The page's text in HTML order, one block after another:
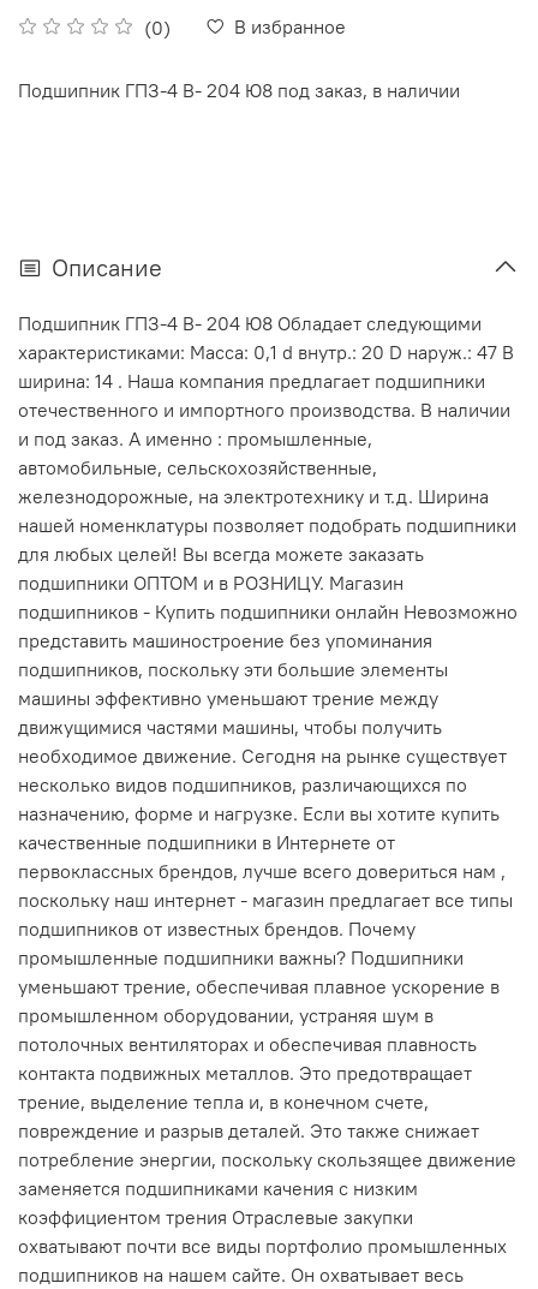
(0) В избранное
Подшипник ГПЗ-4 В- 204 Ю8 под заказ, в наличии
Описание
Подшипник ГПЗ-4 В- 204 Ю8 Обладает следующими
характеристиками: Масса: 0,1 d внутр.: 20 D наруж.: 47 В
ширина: 14 . Наша компания предлагает подшипники
отечественного и импортного производства. В наличии
и под заказ. А именно : промышленные,
автомобильные, сельскохозяйственные,
железнодорожные, на электротехнику и т.д. Ширина
нашей номенклатуры позволяет подобрать подшипники
для любых целей! Вы всегда можете заказать
подшипники ОПТОМ и в РОЗНИЦУ. Магазин
подшипников - Купить подшипники онлайн Невозможно
представить машиностроение без упоминания
подшипников, поскольку эти большие элементы
машины эффективно уменьшают трение между
движущимися частями машины, чтобы получить
необходимое движение. Сегодня на рынке существует
несколько видов подшипников, различающихся по
назначению, форме и нагрузке. Если вы хотите купить
качественные подшипники в Интернете от
первоклассных брендов, лучше всего довериться нам ,
поскольку наш интернет - магазин предлагает все типы
подшипников от известных брендов. Почему
промышленные подшипники важны? Подшипники
уменьшают трение, обеспечивая плавное ускорение в
промышленном оборудовании, устраняя шум в
потолочных вентиляторах и обеспечивая плавность
контакта подвижных металлов. Это предотвращает
трение, выделение тепла и, в конечном счете,
повреждение и разрыв деталей. Это также снижает
потребление энергии, поскольку скользящее движение
заменяется подшипниками качения с низким
коэффициентом трения Отраслевые закупки
охватывают почти все виды портфолио промышленных
подшипников на нашем сайте. Он охватывает весь